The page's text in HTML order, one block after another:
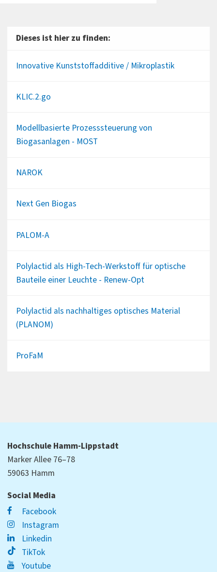
Dieses ist hier zu finden:
Innovative Kunststoffadditive / Mikroplastik
KLIC.2.go
Modellbasierte Prozesssteuerung von
Biogasanlagen - MOST
NAROK
Next Gen Biogas
PALOM-A
Polylactid als High-Tech-Werkstoff für optische
Bauteile einer Leuchte - Renew-Opt
Polylactid als nachhaltiges optisches Material
(PLANOM)
ProFaM
Hochschule Hamm-Lippstadt
Marker Allee 76–78
59063 Hamm
Social Media
Facebook
Instagram
Linkedin
TikTok
Youtube